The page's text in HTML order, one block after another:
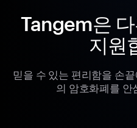
Tangem은
지원
믿을 수 있는 편리함을 손
의 암호화폐를 안